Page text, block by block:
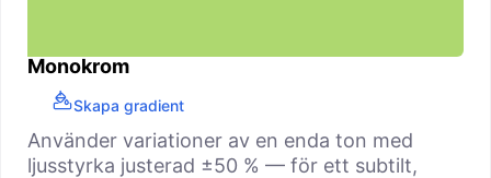
Monokrom
Skapa gradient
Använder variationer av en enda ton med
ljusstyrka justerad ±50 % — för ett subtilt,